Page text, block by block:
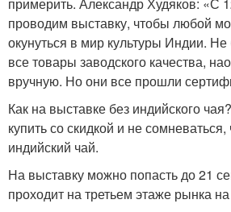
проводим выставку, чтобы любой
окунуться в мир культуры Индии. Не
все товары заводского качества,
вручную. Но они все прошли
Как на выставке без индийского
купить со скидкой и не
индийский чай.
На выставку можно попасть до 21
проходит на третьем этаже рынка